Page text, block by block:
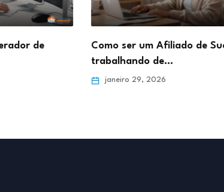
Como ser um Afiliado de Sucesso
trabalhando de…
janeiro 29, 2026